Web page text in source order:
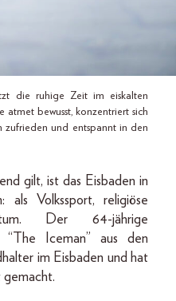
die ruhige Zeit im eiskalten
atmet bewusst, konzentriert sich
und entspannt in den
gilt, ist das Eisbaden in
als Volkssport, religiöse
Der 64-jährige
Iceman” aus den
im Eisbaden und hat